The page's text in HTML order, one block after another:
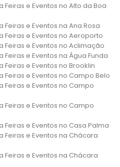
e Eventos no Alto da Boa
e Eventos na Ana Rosa
Feiras e Eventos no Aeroporto
Feiras e Eventos no Aclimação
e Eventos na Água Funda
e Eventos no Brooklin
Feiras e Eventos no Campo Belo
Feiras e Eventos no Campo
Feiras e Eventos no Campo
Feiras e Eventos no Casa Palma
Feiras e Eventos na Chácara
Feiras e Eventos na Chácara